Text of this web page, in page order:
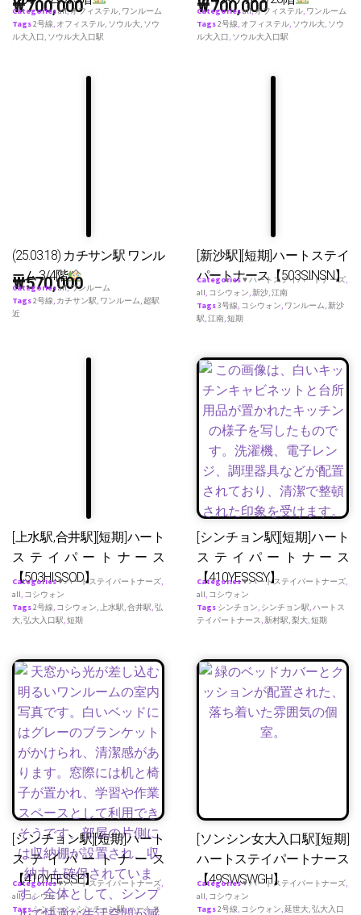
₩700,000
Categoriesall,オフィステル, ワンルーム
Tags2号線, オフィステル, ソウル大, ソウ
ル大入口, ソウル大入口駅
₩700,000
Categoriesall,オフィステル, ワンルーム
Tags2号線, オフィステル, ソウル大, ソウ
ル大入口, ソウル大入口駅
(25.03.18) カチサン駅 ワンル
ーム 3/4階
₩570,000
Categoriesall,ワンルーム
Tags2号線, カチサン駅, ワンルーム, 超駅
近
[新沙駅][短期]ハートステイ
パートナース【503SINSN】
Categories♥ ハートステイパートナーズ,
all, コシウォン,新沙,江南
Tags3号線, コシウォン, ワンルーム,新沙
駅,江南,短期
[上水駅,合井駅][短期]ハート
ステイパートナース
【503HISSOD】
Categories♥ ハートステイパートナーズ,
all, コシウォン
Tags2号線, コシウォン, 上水駅,合井駅,弘
大,弘大入口駅,短期
[シンチョン駅][短期]ハート
ステイパートナース
【410YESSSY】
Categories♥ ハートステイパートナーズ,
all, コシウォン
Tags シンチョン, シンチョン駅,ハートス
テイパートナース,新村駅,梨大,短期
[シンチョン駅][短期]ハート
ステイパートナース
【410YEESSE】
Categories♥ ハートステイパートナーズ,
all,コシウォン
Tagsシンチョン,シンチョン駅,ハートス
[ソンシン女大入口駅][短期]
ハートステイパートナース
【49SWSWGH】
Categories♥ ハートステイパートナーズ,
all, コシウォン
Tags2号線, コシウォン,延世大,弘大入口